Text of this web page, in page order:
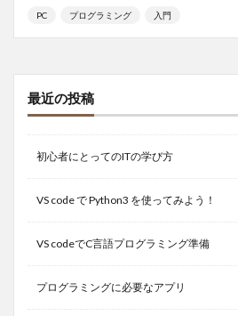
PC プログラミング 入門
最近の投稿
初心者にとってのITの学び方
VS code で Python3 を使ってみよう！
VS codeでC言語プログラミング準備
プログラミングに必要なアプリ